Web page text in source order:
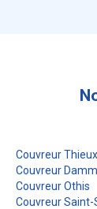
Couvreur Thieux
Couvreur
Couvreur Othis
Couvreur Saint-